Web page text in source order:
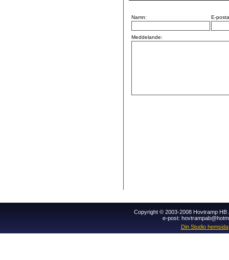
Namn: E-
Meddelande:
Copyright © 2003-2008 Hovtramp HB
e-post:
Din Studio hemsida